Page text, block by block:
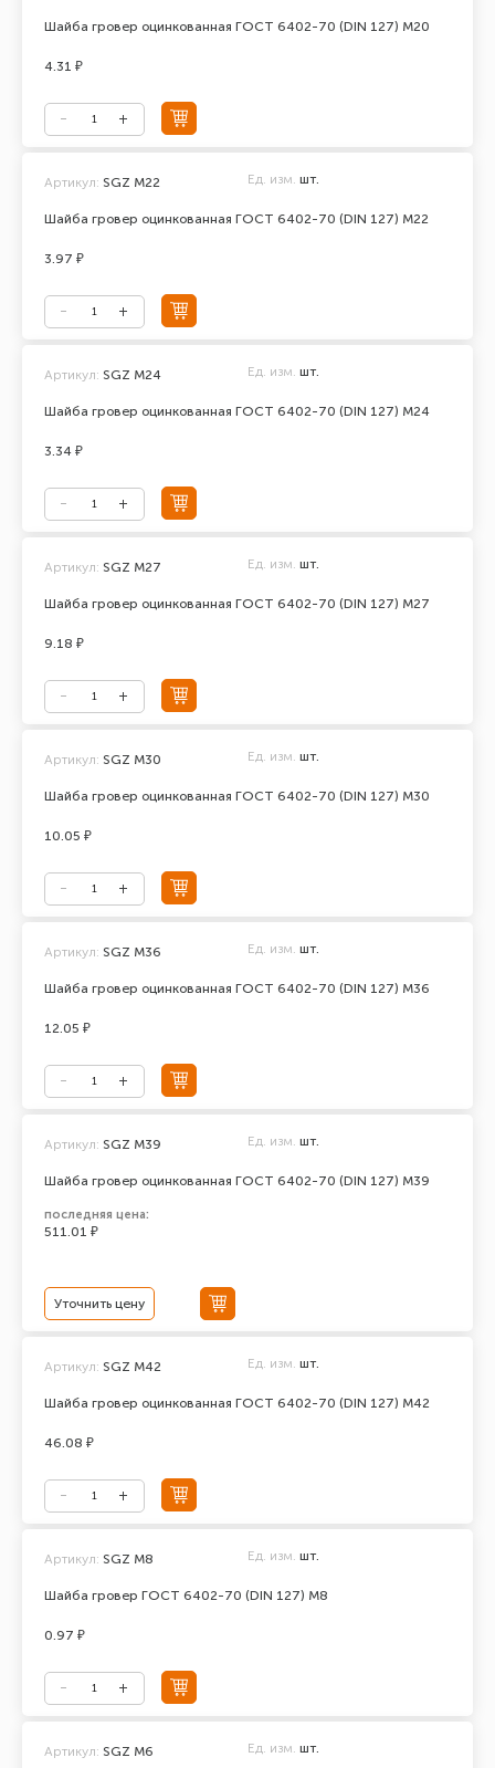
Шайба гровер оцинкованная ГОСТ 6402-70 (DIN 127) М20
4.31 ₽
Шайба гровер оцинкованная ГОСТ 6402-70 (DIN 127) М22
Артикул: SGZ М22 Ед. изм. шт.
3.97 ₽
Шайба гровер оцинкованная ГОСТ 6402-70 (DIN 127) М24
Артикул: SGZ M24 Ед. изм. шт.
3.34 ₽
Шайба гровер оцинкованная ГОСТ 6402-70 (DIN 127) М27
Артикул: SGZ М27 Ед. изм. шт.
9.18 ₽
Шайба гровер оцинкованная ГОСТ 6402-70 (DIN 127) М30
Артикул: SGZ M30 Ед. изм. шт.
10.05 ₽
Шайба гровер оцинкованная ГОСТ 6402-70 (DIN 127) М36
Артикул: SGZ М36 Ед. изм. шт.
12.05 ₽
Шайба гровер оцинкованная ГОСТ 6402-70 (DIN 127) М39
Артикул: SGZ М39 Ед. изм. шт.
последняя цена:
511.01 ₽
Уточнить цену
Шайба гровер оцинкованная ГОСТ 6402-70 (DIN 127) М42
Артикул: SGZ М42 Ед. изм. шт.
46.08 ₽
Шайба гровер ГОСТ 6402-70 (DIN 127) М8
Артикул: SGZ M8 Ед. изм. шт.
0.97 ₽
Артикул: SGZ M6 Ед. изм. шт.